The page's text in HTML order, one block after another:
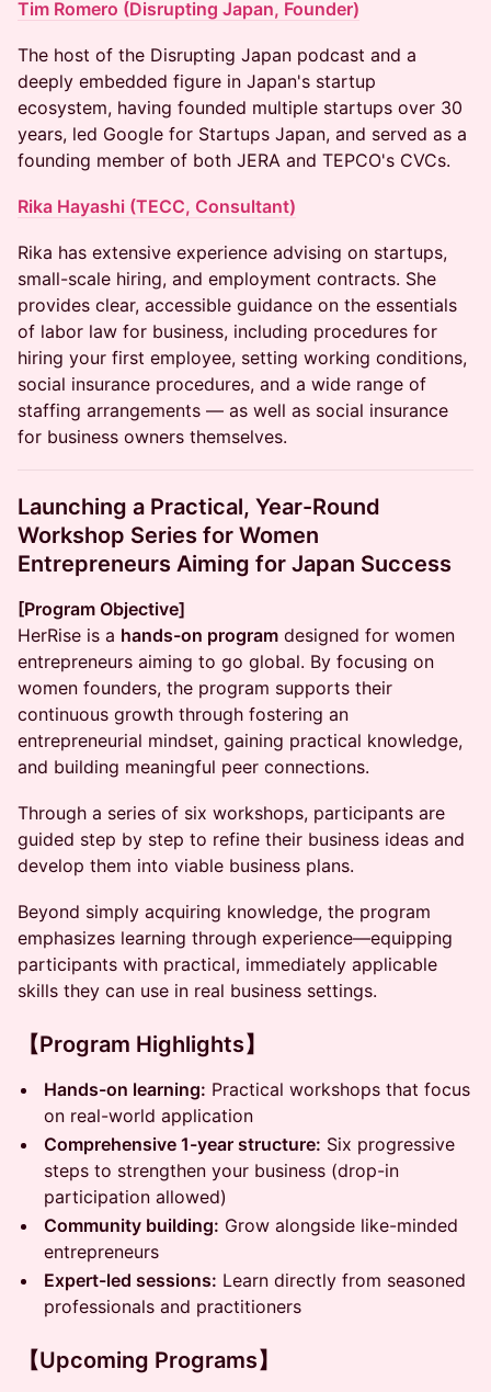
Tim Romero (Disrupting Japan, Founder)
The host of the Disrupting Japan podcast and a
deeply embedded figure in Japan's startup
ecosystem, having founded multiple startups over 30
years, led Google for Startups Japan, and served as a
founding member of both JERA and TEPCO's CVCs.
Rika Hayashi (TECC, Consultant)
Rika has extensive experience advising on startups,
small-scale hiring, and employment contracts. She
provides clear, accessible guidance on the essentials
of labor law for business, including procedures for
hiring your first employee, setting working conditions,
social insurance procedures, and a wide range of
staffing arrangements — as well as social insurance
for business owners themselves.
Launching a Practical, Year-Round
Workshop Series for Women
Entrepreneurs Aiming for Japan Success
[Program Objective]
HerRise is a hands-on program designed for women
entrepreneurs aiming to go global. By focusing on
women founders, the program supports their
continuous growth through fostering an
entrepreneurial mindset, gaining practical knowledge,
and building meaningful peer connections.
Through a series of six workshops, participants are
guided step by step to refine their business ideas and
develop them into viable business plans.
Beyond simply acquiring knowledge, the program
emphasizes learning through experience—equipping
participants with practical, immediately applicable
skills they can use in real business settings.
【Program Highlights】
Hands-on learning: Practical workshops that focus
on real-world application
Comprehensive 1-year structure: Six progressive
steps to strengthen your business (drop-in
participation allowed)
Community building: Grow alongside like-minded
entrepreneurs
Expert-led sessions: Learn directly from seasoned
professionals and practitioners
【Upcoming Programs】